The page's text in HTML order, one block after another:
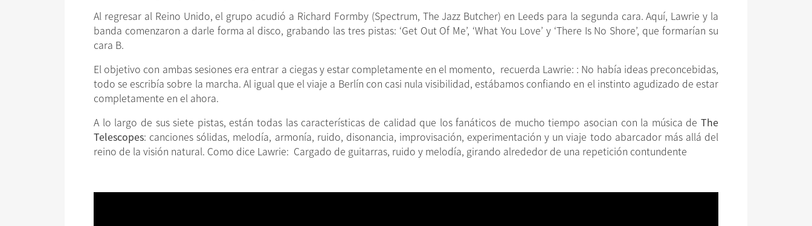
Al regresar al Reino Unido, el grupo acudió a Richard Formby (Spectrum, The Jazz Butcher) en Leeds para la segunda cara. Aquí, Lawrie y la
banda comenzaron a darle forma al disco, grabando las tres pistas: ‘Get Out Of Me’, ‘What You Love’ y ‘There Is No Shore’, que formarían su
cara B.
El objetivo con ambas sesiones era entrar a ciegas y estar completamente en el momento, recuerda Lawrie: : No había ideas preconcebidas,
todo se escribía sobre la marcha. Al igual que el viaje a Berlín con casi nula visibilidad, estábamos confiando en el instinto agudizado de estar
completamente en el ahora.
A lo largo de sus siete pistas, están todas las características de calidad que los fanáticos de mucho tiempo asocian con la música de The
Telescopes: canciones sólidas, melodía, armonía, ruido, disonancia, improvisación, experimentación y un viaje todo abarcador más allá del
reino de la visión natural. Como dice Lawrie: Cargado de guitarras, ruido y melodía, girando alrededor de una repetición contundente